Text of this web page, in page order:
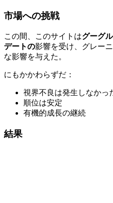
市場への挑戦
この間、このサイトはグーグ
デートの影響を受け、グレー
な影響を与えた。
にもかかわらずだ：
視界不良は発生しなかっ
順位は安定
有機的成長の継続
結果